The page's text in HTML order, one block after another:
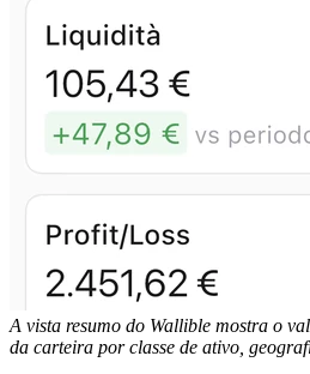
A vista resumo do Wallible mostra o
da carteira por classe de ativo,